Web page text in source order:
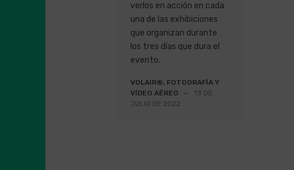
verlos en acción en cada
una de las exhibiciones
que organizan durante
los tres días que dura el
evento.
VOLAIR®, FOTOGRAFÍA Y
VÍDEO AÉREO
—
13 DE
JULIO DE 2022